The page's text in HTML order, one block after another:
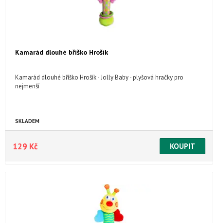
Kamarád dlouhé bříško Hrošík
Kamarád dlouhé bříško Hrošík - Jolly Baby - plyšová hračky pro
nejmenší
SKLADEM
129 Kč